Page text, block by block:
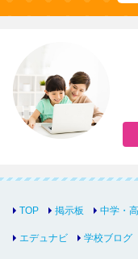
TOP 掲示板 中学・
エデュナビ 学校ブログ